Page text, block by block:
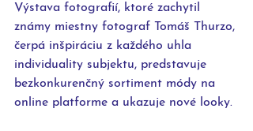
Výstava fotografií, ktoré zachytil
známy miestny fotograf Tomáš Thurzo,
čerpá inšpiráciu z každého uhla
individuality subjektu, predstavuje
bezkonkurenčný sortiment módy na
online platforme a ukazuje nové looky.